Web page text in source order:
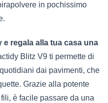
in pochissimo
regala alla tua casa una
Blitz V9 ti permette di
dai pavimenti, che
Grazie alla potente
è facile passare da una